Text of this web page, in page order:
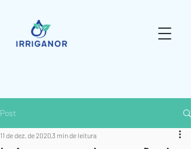
Post
11 de dez. de 20203 min de leitura